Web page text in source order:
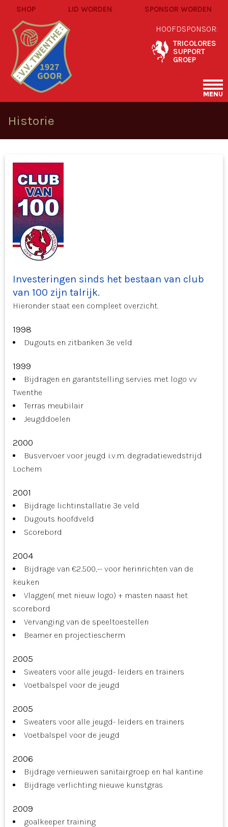
SHOP LID WORDEN SPONSOR WORDEN
HOOFDSPONSOR:
TRICOLORES
SUPPORT
GROEP
MENU
Historie
Investeringen sinds het bestaan van club
van 100 zijn talrijk.
Hieronder staat een compleet overzicht.
1998
Dugouts en zitbanken 3e veld
1999
Bijdragen en garantstelling servies met logo vv
Twenthe
Terras meubilair
Jeugddoelen
2000
Busvervoer voor jeugd i.v.m. degradatiewedstrijd
Lochem
2001
Bijdrage lichtinstallatie 3e veld
Dugouts hoofdveld
Scorebord
2004
Bijdrage van €2.500,-- voor herinrichten van de
keuken
Vlaggen( met nieuw logo) + masten naast het
scorebord
Vervanging van de speeltoestellen
Beamer en projectiescherm
2005
Sweaters voor alle jeugd- leiders en trainers
Voetbalspel voor de jeugd
2005
Sweaters voor alle jeugd- leiders en trainers
Voetbalspel voor de jeugd
2006
Bijdrage vernieuwen sanitairgroep en hal kantine
Bijdrage verlichting nieuwe kunstgras
2009
goalkeeper training